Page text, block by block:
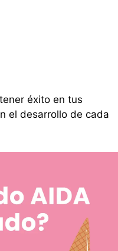
éxito en tus
el desarrollo de cada